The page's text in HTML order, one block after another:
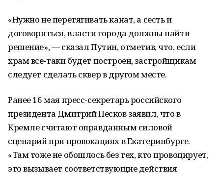
«Нужно не перетягивать канат, а сесть и
договориться, власти города должны найти
решение», — сказал Путин, отметив, что, если
храм все-таки будет построен, застройщикам
следует сделать сквер в другом месте.
Ранее 16 мая пресс-секретарь российского
президента Дмитрий Песков заявил, что в
Кремле считают оправданным силовой
сценарий при провокациях в Екатеринбурге.
«Там тоже не обошлось без тех, кто провоцирует,
это вызывает соответствующие действия